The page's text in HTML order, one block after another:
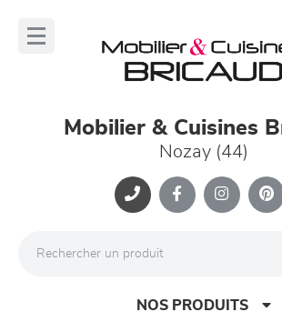
Mobilier & Cuisines
Nozay (44)
NOS PRODUITS